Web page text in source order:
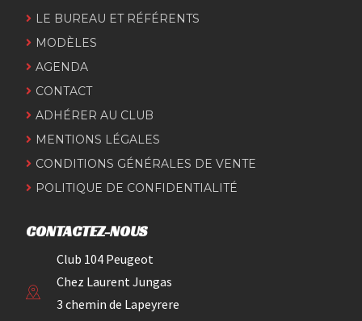
LE BUREAU ET RÉFÉRENTS
MODÈLES
AGENDA
CONTACT
ADHÉRER AU CLUB
MENTIONS LÉGALES
CONDITIONS GÉNÉRALES DE VENTE
POLITIQUE DE CONFIDENTIALITÉ
CONTACTEZ-NOUS
Club 104 Peugeot
Chez Laurent Jungas
3 chemin de Lapeyrere